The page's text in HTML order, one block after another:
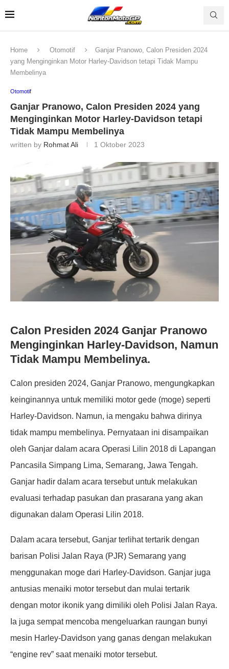
Home Otomotif
Ganjar Pranowo, Calon Presiden 2024
yang Menginginkan Motor Harley-Davidson tetapi Tidak Mampu
Membelinya
Otomotif
Ganjar Pranowo, Calon Presiden 2024 yang
Menginginkan Motor Harley-Davidson tetapi
Tidak Mampu Membelinya
written by Rohmat Ali 1 Oktober 2023
Calon Presiden 2024 Ganjar Pranowo
Menginginkan Harley-Davidson, Namun
Tidak Mampu Membelinya.
Calon presiden 2024, Ganjar Pranowo, mengungkapkan
keinginannya untuk memiliki motor gede (moge) seperti
Harley-Davidson. Namun, ia mengaku bahwa dirinya
tidak mampu membelinya. Pernyataan ini disampaikan
oleh Ganjar dalam acara Operasi Lilin 2018 di Lapangan
Pancasila Simpang Lima, Semarang, Jawa Tengah.
Ganjar hadir dalam acara tersebut untuk melakukan
evaluasi terhadap pasukan dan prasarana yang akan
digunakan dalam Operasi Lilin 2018.
Dalam acara tersebut, Ganjar terlihat tertarik dengan
barisan Polisi Jalan Raya (PJR) Semarang yang
menggunakan moge dari Harley-Davidson. Ganjar juga
antusias menaiki motor tersebut dan mulai tertarik
dengan motor ikonik yang dimiliki oleh Polisi Jalan Raya.
Ia juga sempat mencoba mengeluarkan raungan bunyi
mesin Harley-Davidson yang ganas dengan melakukan
“engine rev” saat menaiki motor tersebut.